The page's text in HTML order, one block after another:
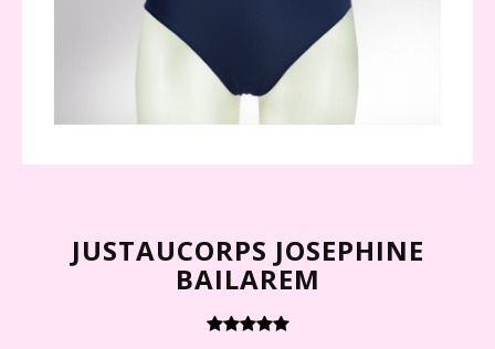
JUSTAUCORPS JOSEPHINE
BAILAREM